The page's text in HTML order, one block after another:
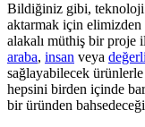
Bildiğiniz gibi, teknoloji
aktarmak için
alakalı müthiş bir proje
araba, insan veya
sağlayabilecek ürünlerle
hepsini birden içinde
bir üründen